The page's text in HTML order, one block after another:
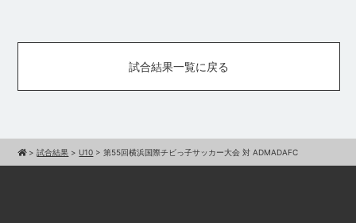
試合結果一覧に戻る
>試合結果 > U10 >第55回横浜国際チビっ子サッカー大会 対 ADMADAFC